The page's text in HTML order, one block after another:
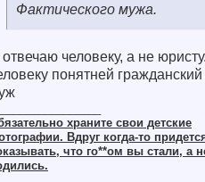
Фактического мужа.
человеку, а не
понятней гражданский
храните cвои детские
Вдруг когда-то
что го**ом вы стали, а